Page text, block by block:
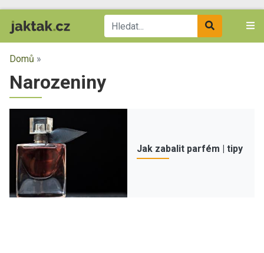
Domů »
Narozeniny
Jak zabalit parfém | tipy